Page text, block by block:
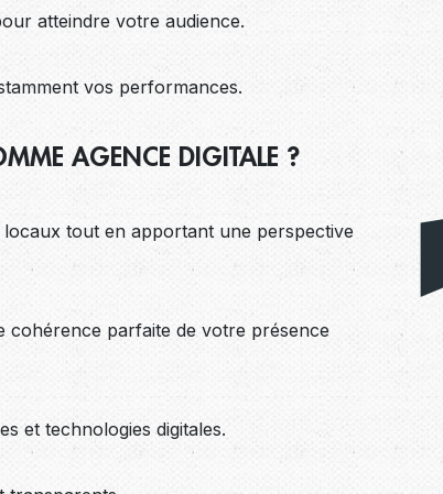
atteindre votre audience.
vos performances.
AGENCE DIGITALE ?
tout en apportant une perspective
cohérence parfaite de votre présence
et technologies digitales.